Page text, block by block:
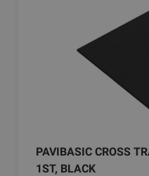
PAVIBASIC CROSS
1ST, BLACK